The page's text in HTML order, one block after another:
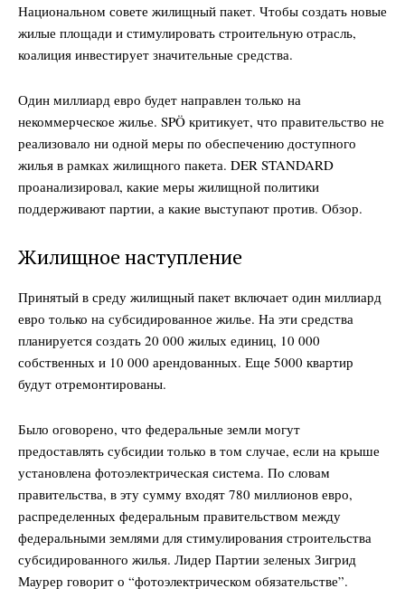
Национальном совете жилищный пакет. Чтобы создать новые
жилые площади и стимулировать строительную отрасль,
коалиция инвестирует значительные средства.
Один миллиард евро будет направлен только на
некоммерческое жилье. SPÖ критикует, что правительство не
реализовало ни одной меры по обеспечению доступного
жилья в рамках жилищного пакета. DER STANDARD
проанализировал, какие меры жилищной политики
поддерживают партии, а какие выступают против. Обзор.
Жилищное наступление
Принятый в среду жилищный пакет включает один миллиард
евро только на субсидированное жилье. На эти средства
планируется создать 20 000 жилых единиц, 10 000
собственных и 10 000 арендованных. Еще 5000 квартир
будут отремонтированы.
Было оговорено, что федеральные земли могут
предоставлять субсидии только в том случае, если на крыше
установлена фотоэлектрическая система. По словам
правительства, в эту сумму входят 780 миллионов евро,
распределенных федеральным правительством между
федеральными землями для стимулирования строительства
субсидированного жилья. Лидер Партии зеленых Зигрид
Маурер говорит о “фотоэлектрическом обязательстве”.